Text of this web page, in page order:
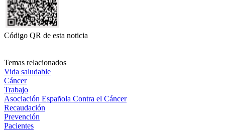
Código QR de esta noticia
Temas relacionados
Vida saludable
Cáncer
Trabajo
Asociación Española Contra el Cáncer
Recaudación
Prevención
Pacientes